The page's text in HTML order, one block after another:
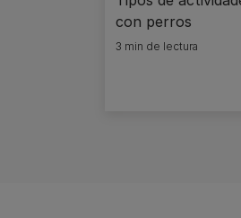
con perros
3 min de lectura